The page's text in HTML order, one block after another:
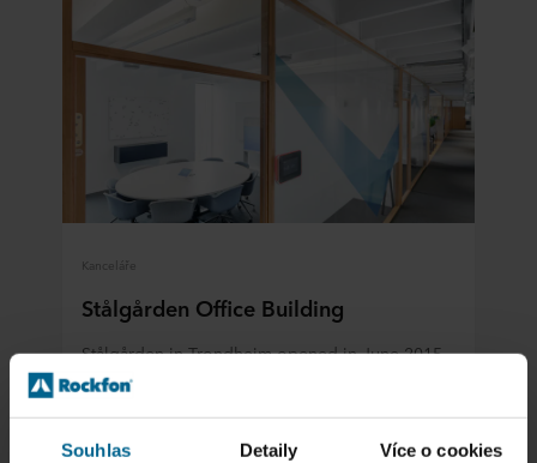
Souhlas Detaily Více o cookies
Kanceláře
Stålgården Office Building
Stålgården in Trondheim opened in June 2015.
In November same year the building was given
of Norway.